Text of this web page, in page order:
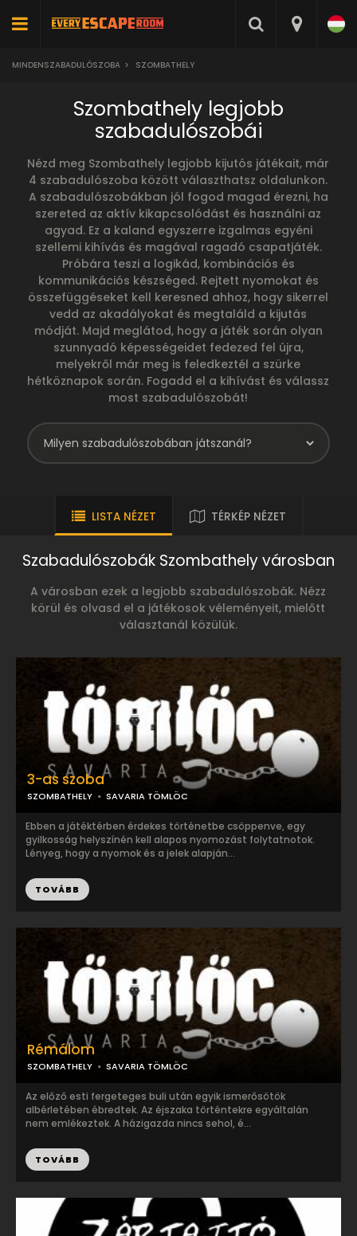
MINDENSZABADULÓSZOBA > SZOMBATHELY
Szombathely legjobb
szabadulószobái
Nézd meg Szombathely legjobb kijutós játékait, már
4 szabadulószoba között választhatsz oldalunkon.
A szabadulószobákban jól fogod magad érezni, ha
szereted az aktív kikapcsolódást és használni az
agyad. Ez a kaland egyszerre izgalmas egyéni
szellemi kihívás és magával ragadó csapatjáték.
Próbára teszi a logikád, kombinációs és
kommunikációs készséged. Rejtett nyomokat és
összefüggéseket kell keresned ahhoz, hogy sikerrel
vedd az akadályokat és megtaláld a kijutás
módját. Majd meglátod, hogy a játék során olyan
szunnyadó képességeidet fedezed fel újra,
melyekről már meg is feledkeztél a szürke
hétköznapok során. Fogadd el a kihívást és válassz
most szabadulószobát!
LISTA NÉZET TÉRKÉP NÉZET
Szabadulószobák Szombathely városban
A városban ezek a legjobb szabadulószobák. Nézz
körül és olvasd el a játékosok véleményeit, mielőtt
választanál közülük.
Rémálom
SZOMBATHELY SAVARIA TÖMLÖC
Az előző esti fergeteges buli után egyik ismerősötök
albérletében ébredtek. Az éjszaka történtekre egyáltalán
nem emlékeztek. A házigazda nincs sehol, é...
TOVÁBB
3-as szoba
SZOMBATHELY SAVARIA TÖMLÖC
Ebben a játéktérben érdekes történetbe csöppenve, egy
gyilkosság helyszínén kell alapos nyomozást folytatnotok.
Lényeg, hogy a nyomok és a jelek alapján...
TOVÁBB